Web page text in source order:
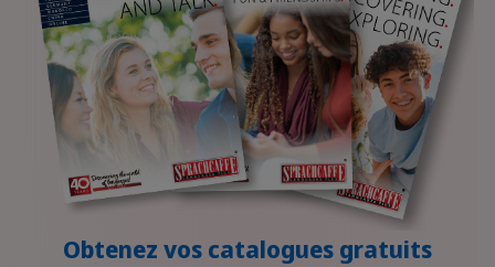
Obtenez vos catalogues gratuits